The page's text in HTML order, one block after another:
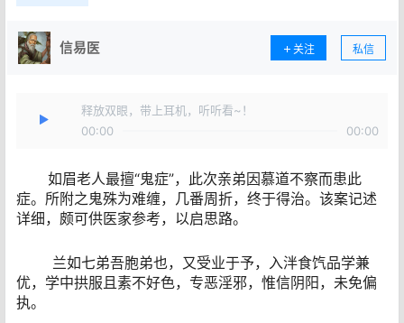
信易医 关注 私信
释放双眼，带上耳机，听听看~！
00:00
00:00
如眉老人最擅“鬼症”，此次亲弟因慕道不察而患此
症。所附之鬼殊为难缠，几番周折，终于得治。该案记述
详细，颇可供医家参考，以启思路。
兰如七弟吾胞弟也，又受业于予，入泮食饩品学兼
优，学中拱服且素不好色，专恶淫邪，惟信阴阳，未免偏
执。